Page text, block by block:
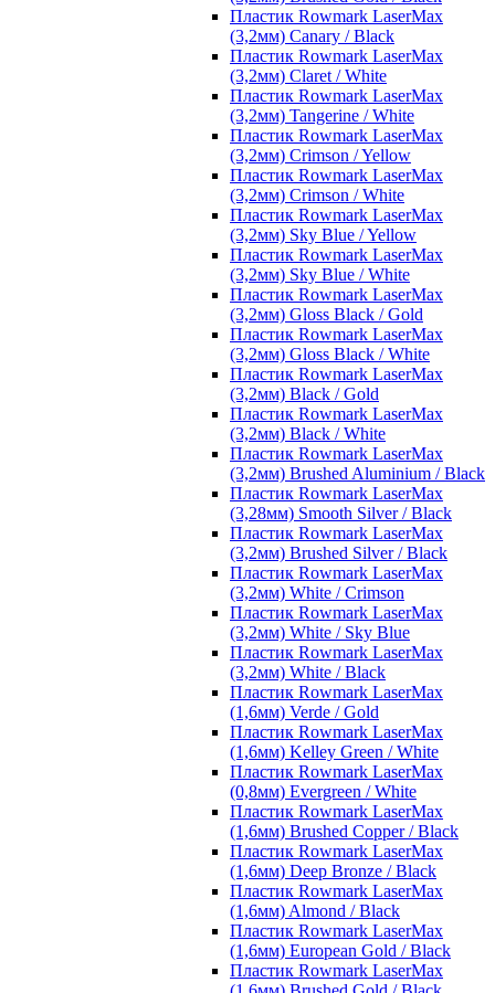
Пластик Rowmark LaserMax
(3,2мм) Canary / Black
Пластик Rowmark LaserMax
(3,2мм) Claret / White
Пластик Rowmark LaserMax
(3,2мм) Tangerine / White
Пластик Rowmark LaserMax
(3,2мм) Crimson / Yellow
Пластик Rowmark LaserMax
(3,2мм) Crimson / White
Пластик Rowmark LaserMax
(3,2мм) Sky Blue / Yellow
Пластик Rowmark LaserMax
(3,2мм) Sky Blue / White
Пластик Rowmark LaserMax
(3,2мм) Gloss Black / Gold
Пластик Rowmark LaserMax
(3,2мм) Gloss Black / White
Пластик Rowmark LaserMax
(3,2мм) Black / Gold
Пластик Rowmark LaserMax
(3,2мм) Black / White
Пластик Rowmark LaserMax
(3,2мм) Brushed Aluminium / Black
Пластик Rowmark LaserMax
(3,28мм) Smooth Silver / Black
Пластик Rowmark LaserMax
(3,2мм) Brushed Silver / Black
Пластик Rowmark LaserMax
(3,2мм) White / Crimson
Пластик Rowmark LaserMax
(3,2мм) White / Sky Blue
Пластик Rowmark LaserMax
(3,2мм) White / Black
Пластик Rowmark LaserMax
(1,6мм) Verde / Gold
Пластик Rowmark LaserMax
(1,6мм) Kelley Green / White
Пластик Rowmark LaserMax
(0,8мм) Evergreen / White
Пластик Rowmark LaserMax
(1,6мм) Brushed Copper / Black
Пластик Rowmark LaserMax
(1,6мм) Deep Bronze / Black
Пластик Rowmark LaserMax
(1,6мм) Almond / Black
Пластик Rowmark LaserMax
(1,6мм) European Gold / Black
Пластик Rowmark LaserMax